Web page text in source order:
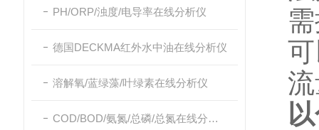
PH/ORP/浊度/电导率在线分析仪
德国DECKMA红外水中油在线分析仪
溶解氧/蓝绿藻/叶绿素在线分析仪
COD/BOD/氨氮/总磷/总氮在线分析仪